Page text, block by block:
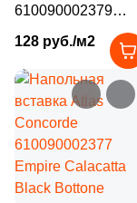
610090002379
Empire Arabescato
Bottone 7.2x7.2
бежевая матовая
под камень
128 руб./м2